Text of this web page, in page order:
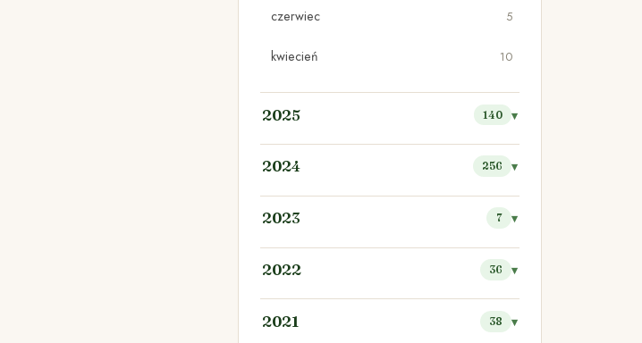
czerwiec 5
kwiecień 10
2025 140
2024 256
2023 7
2022 36
2021 38